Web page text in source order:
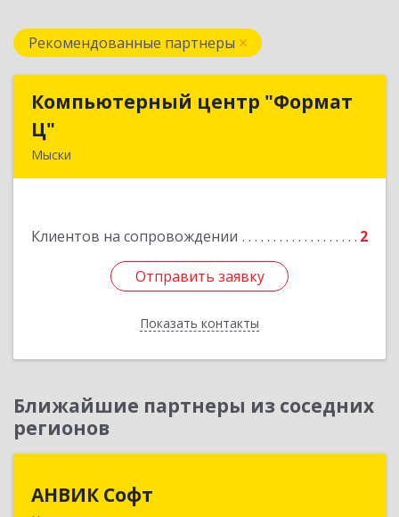
Рекомендованные партнеры
Компьютерный центр "Формат
Ц"
Мыски
Клиентов на сопровождении 2
Отправить заявку
Показать контакты
Компьютерный центр "Формат
Подробнее
Отправить заявку
Назад
Ближайшие партнеры из соседних
регионов
АНВИК Софт